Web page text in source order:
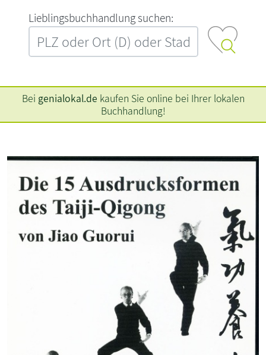
L‍i‍e‍b‍l‍i‍n‍g‍s‍b‍u‍c‍h‍h‍a‍n‍d‍l‍u‍n‍g‍ ‍s‍u‍c‍h‍e‍n‍:‍
Bei genialokal.de kaufen Sie online bei Ihrer lokalen
Buchhandlung!